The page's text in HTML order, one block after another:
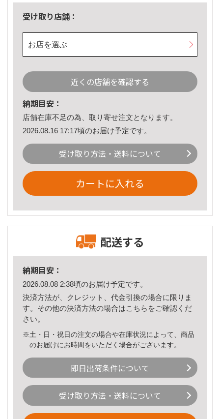
受け取り店舗：
お店を選ぶ
近くの店舗を確認する
納期目安：
店舗在庫不足の為、取り寄せ注文となります。
2026.08.16 17:17頃のお届け予定です。
受け取り方法・送料について
カートに入れる
配送する
納期目安：
2026.08.08 2:38頃のお届け予定です。
決済方法が、クレジット、代金引換の場合に限りま
す。その他の決済方法の場合はこちら をご確認くだ
さい。
※土・日・祝日の注文の場合や在庫状況によって、商品
のお届けにお時間をいただく場合がございます。
即日出荷条件について
受け取り方法・送料について